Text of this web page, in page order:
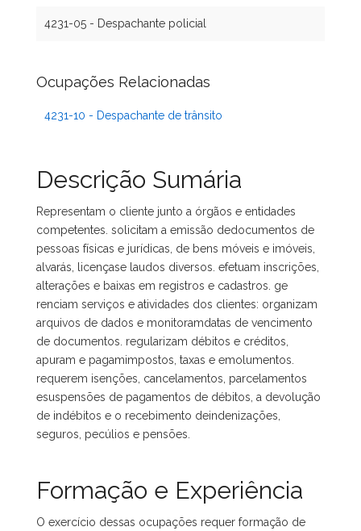
4231-05 - Despachante policial
Ocupações Relacionadas
4231-10 - Despachante de trânsito
Descrição Sumária
Representam o cliente junto a órgãos e entidades
competentes. solicitam a emissão dedocumentos de
pessoas físicas e jurídicas, de bens móveis e imóveis,
alvarás, licençase laudos diversos. efetuam inscrições,
alterações e baixas em registros e cadastros. ge
renciam serviços e atividades dos clientes: organizam
arquivos de dados e monitoramdatas de vencimento
de documentos. regularizam débitos e créditos,
apuram e pagamimpostos, taxas e emolumentos.
requerem isenções, cancelamentos, parcelamentos
esuspensões de pagamentos de débitos, a devolução
de indébitos e o recebimento deindenizações,
seguros, pecúlios e pensões.
Formação e Experiência
O exercício dessas ocupações requer formação de